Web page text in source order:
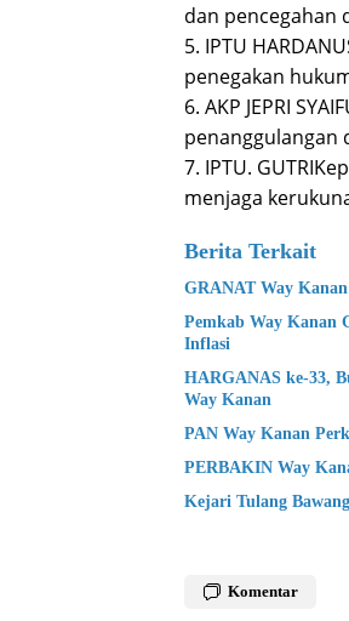
dan pencegahan
5. IPTU
penegakan
6. AKP JEPRI
penanggulangan
7. IPTU.
menjaga
Berita Terkait
GRANAT Way
Pemkab Way Kanan
Inflasi
HARGANAS ke-33,
Way Kanan
PAN Way Kanan
PERBAKIN Way
Kejari Tulang
Komentar